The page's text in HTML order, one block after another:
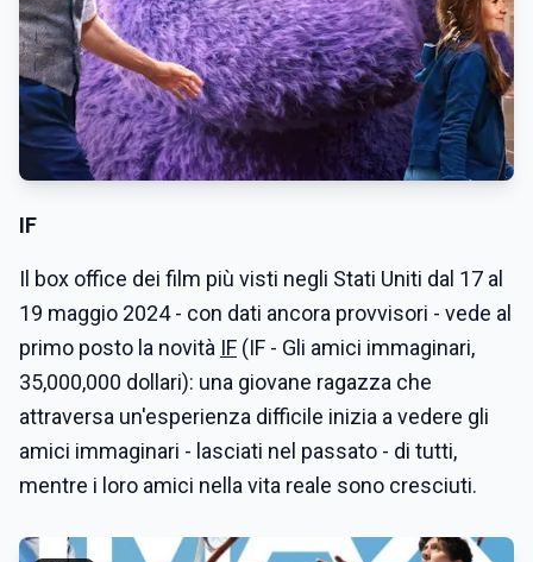
IF
Il box office dei film più visti negli Stati Uniti dal 17 al
19 maggio 2024 - con dati ancora provvisori - vede al
primo posto la novità IF (IF - Gli amici immaginari,
35,000,000 dollari): una giovane ragazza che
attraversa un'esperienza difficile inizia a vedere gli
amici immaginari - lasciati nel passato - di tutti,
mentre i loro amici nella vita reale sono cresciuti.